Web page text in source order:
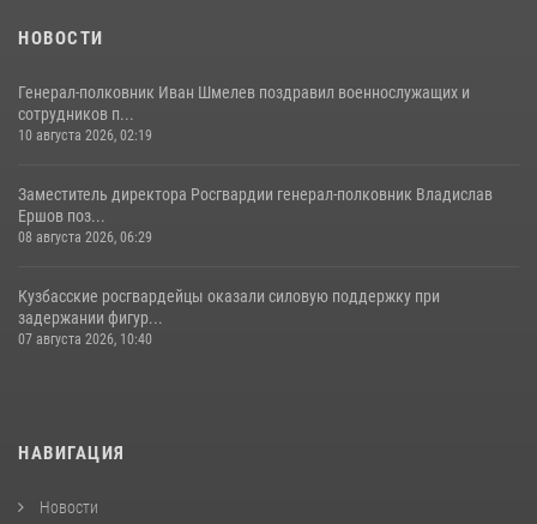
НОВОСТИ
Генерал-полковник Иван Шмелев поздравил военнослужащих и
сотрудников п...
10 августа 2026, 02:19
Заместитель директора Росгвардии генерал-полковник Владислав
Ершов поз...
08 августа 2026, 06:29
Кузбасские росгвардейцы оказали силовую поддержку при
задержании фигур...
07 августа 2026, 10:40
НАВИГАЦИЯ
Новости